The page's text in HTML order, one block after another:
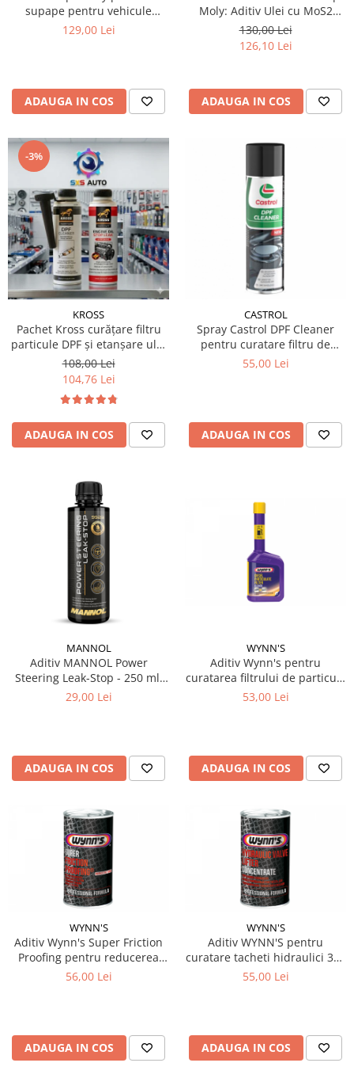
supape pentru vehicule
dotate cu GPL/ CNG 1 litru
129,00 Lei
ADAUGA IN COS
Moly: Aditiv Ulei cu MoS2
(300ml) + Aditiv Super Diesel
(250ml), Protectie Antifrecare
si Curatare Injectoare
130,00 Lei
126,10 Lei
ADAUGA IN COS
-3%
KROSS
Pachet Kross curățare filtru
particule DPF și etanșare ulei
250 ml + 250 ml
108,00 Lei
104,76 Lei
ADAUGA IN COS
CASTROL
Spray Castrol DPF Cleaner
pentru curatare filtru de
particule 400 ml
55,00 Lei
ADAUGA IN COS
MANNOL
Aditiv MANNOL Power
Steering Leak-Stop - 250 ml,
Oprește Scurgerile din
29,00 Lei
ADAUGA IN COS
WYNN'S
Aditiv Wynn's pentru
curatarea filtrului de particule
325 ml
53,00 Lei
ADAUGA IN COS
WYNN'S
Aditiv Wynn's Super Friction
Proofing pentru reducerea
frecarii si uzurii 325 ml
56,00 Lei
ADAUGA IN COS
WYNN'S
Aditiv WYNN'S pentru
curatare tacheti hidraulici 325
ml
55,00 Lei
ADAUGA IN COS